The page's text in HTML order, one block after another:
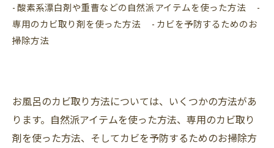
- 酸素系漂白剤や重曹などの自然派アイテムを使った方法 -
専用のカビ取り剤を使った方法 - カビを予防するためのお
掃除方法
お風呂のカビ取り方法については、いくつかの方法があ
ります。自然派アイテムを使った方法、専用のカビ取り
剤を使った方法、そしてカビを予防するためのお掃除方